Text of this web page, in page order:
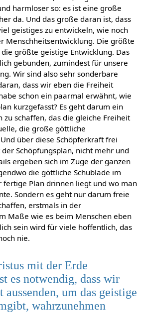
harmloser so: es ist eine große
da. Und das große daran ist, dass
geistiges zu entwickeln, wie noch
Menschheitsentwicklung. Die größte
größte geistige Entwicklung. Das
gebunden, zumindest für unsere
Wir sind also sehr sonderbare
dass wir eben die Freiheit
schon ein paarmal erwähnt, wie
kurzgefasst? Es geht darum ein
zu schaffen, das die gleiche Freiheit
die große göttliche
über diese Schöpferkraft frei
Schöpfungsplan, nicht mehr und
ergeben sich im Zuge der ganzen
die göttliche Schublade im
fertige Plan drinnen liegt und wo man
Sondern es geht nur darum freie
erstmals in der
Maße wie es beim Menschen eben
sein wird für viele hoffentlich, das
nie.
mit der Erde
es notwendig, dass wir
um das geistige
wahrzunehmen